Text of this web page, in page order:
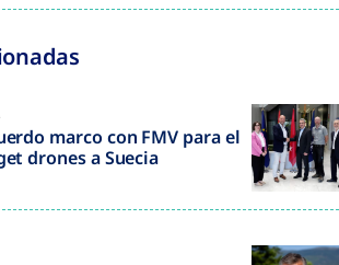
marco con FMV para el
drones a Suecia